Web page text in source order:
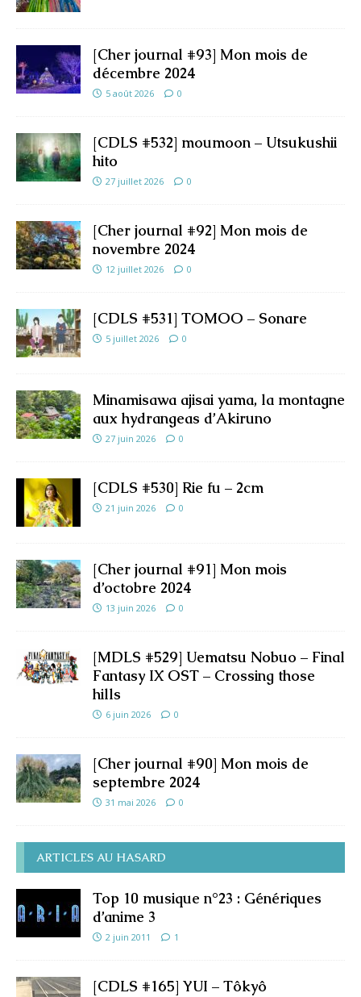
[Cher journal #93] Mon mois de
décembre 2024
5 août 2026 0
[CDLS #532] moumoon – Utsukushii
hito
27 juillet 2026 0
[Cher journal #92] Mon mois de
novembre 2024
12 juillet 2026 0
[CDLS #531] TOMOO – Sonare
5 juillet 2026 0
Minamisawa ajisai yama, la montagne
aux hydrangeas d’Akiruno
27 juin 2026 0
[CDLS #530] Rie fu – 2cm
21 juin 2026 0
[Cher journal #91] Mon mois
d’octobre 2024
13 juin 2026 0
[MDLS #529] Uematsu Nobuo – Final
Fantasy IX OST – Crossing those
hills
6 juin 2026 0
[Cher journal #90] Mon mois de
septembre 2024
31 mai 2026 0
ARTICLES AU HASARD
Top 10 musique n°23 : Génériques
d’anime 3
2 juin 2011 1
[CDLS #165] YUI – Tôkyô